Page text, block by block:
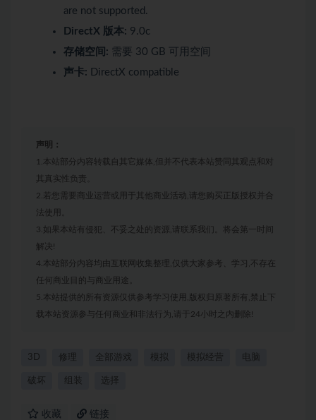
are not supported.
DirectX 版本: 9.0c
存储空间: 需要 30 GB 可用空间
声卡: DirectX compatible
声明：
1.本站部分内容转载自其它媒体,但并不代表本站赞同其观点和对
其真实性负责。
2.若您需要商业运营或用于其他商业活动,请您购买正版授权并合
法使用。
3.如果本站有侵犯、不妥之处的资源,请联系我们。将会第一时间
解决!
4.本站部分内容均由互联网收集整理,仅供大家参考、学习,不存在
任何商业目的与商业用途。
5.本站提供的所有资源仅供参考学习使用,版权归原著所有,禁止下
载本站资源参与任何商业和非法行为,请于24小时之内删除!
3D 修理 全部游戏 模拟 模拟经营 电脑
破坏 组装 选择
收藏 链接